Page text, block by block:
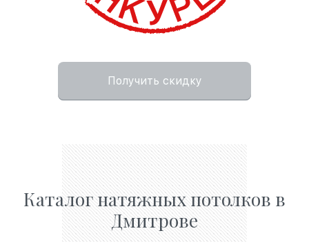
Получить скидку
Каталог натяжных потолков в
Дмитрове